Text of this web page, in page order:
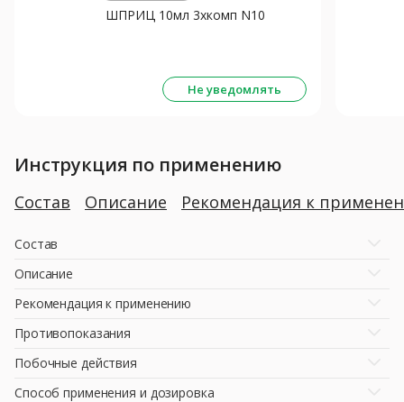
ШПРИЦ 10мл 3хкомп N10
Не уведомлять
Инструкция по применению
Состав Описание Рекомендация к
Состав
Описание
Рекомендация к применению
Противопоказания
Побочные действия
Способ применения и дозировка